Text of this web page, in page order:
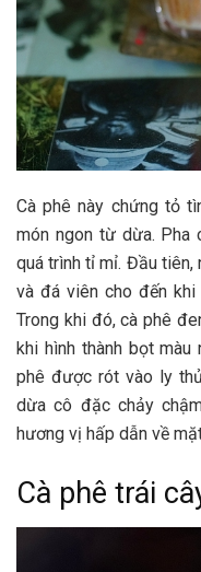
Cà phê này chứng tỏ
món ngon từ dừa. Pha
quá trình tỉ mỉ. Đầu
và đá viên cho đến
Trong khi đó, cà phê
khi hình thành bọt màu
phê được rót vào ly
dừa cô đặc chảy
hương vị hấp dẫn về
Cà phê trái